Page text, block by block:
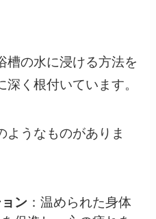
槽の水に浸ける方法を
く根付いています。
ようなものがありま
ン ：温められた身体